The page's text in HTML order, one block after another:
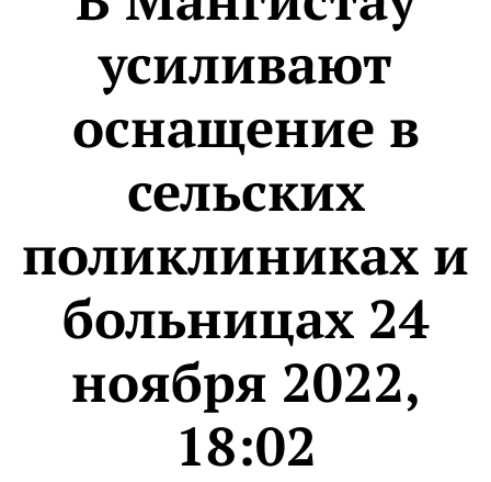
усиливают
оснащение в
сельских
поликлиниках и
больницах 24
ноября 2022,
18:02